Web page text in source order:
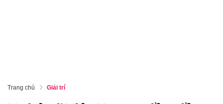
Trang chủ Giải trí